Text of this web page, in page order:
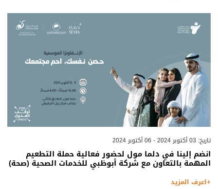
تاريخ: 03 أكتوبر 2024 - 06 أكتوبر 2024
انضم إلينا في دلما مول لحضور فعالية حملة التطعيم
المهمة بالتعاون مع شركة أبوظبي للخدمات الصحية (صحة)
+اعرف المزيد